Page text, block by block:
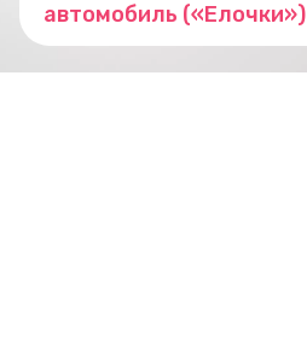
автомобиль («Елочки»)